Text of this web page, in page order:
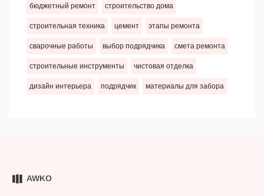
бюджетный ремонт строительство дома
строительная техника цемент этапы ремонта
сварочные работы выбор подрядчика смета ремонта
строительные инструменты чистовая отделка
дизайн интерьера подрядчик материалы для забора